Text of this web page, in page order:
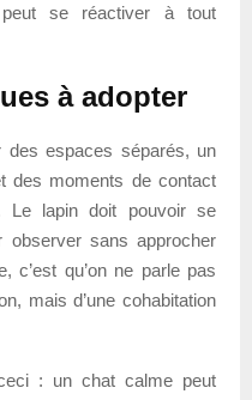
peut se réactiver à tout
à adopter
des espaces séparés, un
des moments de contact
Le lapin doit pouvoir se
observer sans approcher
c’est qu’on ne parle pas
mais d’une cohabitation
: un chat calme peut